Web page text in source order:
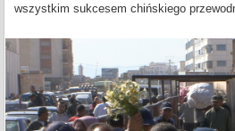
wszystkim sukcesem chińskiego